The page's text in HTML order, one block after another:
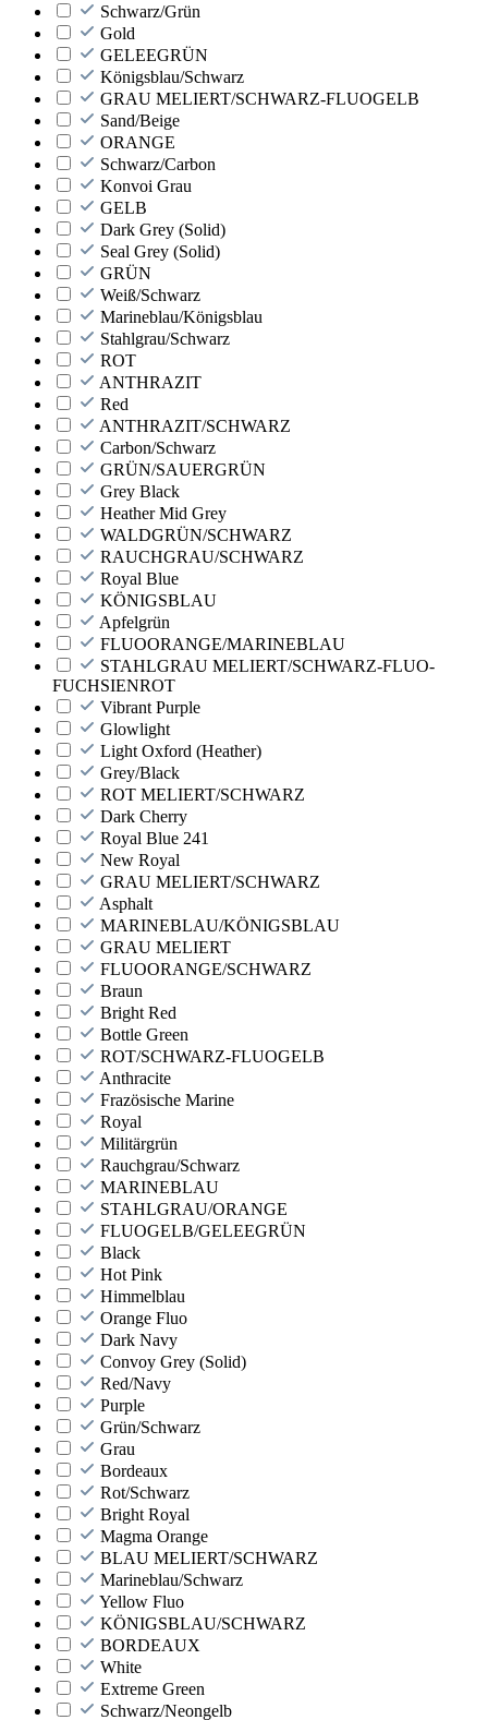
Schwarz/Grün
Gold
GELEEGRÜN
Königsblau/Schwarz
GRAU MELIERT/SCHWARZ-FLUOGELB
Sand/Beige
ORANGE
Schwarz/Carbon
Konvoi Grau
GELB
Dark Grey (Solid)
Seal Grey (Solid)
GRÜN
Weiß/Schwarz
Marineblau/Königsblau
Stahlgrau/Schwarz
ROT
ANTHRAZIT
Red
ANTHRAZIT/SCHWARZ
Carbon/Schwarz
GRÜN/SAUERGRÜN
Grey Black
Heather Mid Grey
WALDGRÜN/SCHWARZ
RAUCHGRAU/SCHWARZ
Royal Blue
KÖNIGSBLAU
Apfelgrün
FLUOORANGE/MARINEBLAU
STAHLGRAU MELIERT/SCHWARZ-FLUO-
FUCHSIENROT
Vibrant Purple
Glowlight
Light Oxford (Heather)
Grey/Black
ROT MELIERT/SCHWARZ
Dark Cherry
Royal Blue 241
New Royal
GRAU MELIERT/SCHWARZ
Asphalt
MARINEBLAU/KÖNIGSBLAU
GRAU MELIERT
FLUOORANGE/SCHWARZ
Braun
Bright Red
Bottle Green
ROT/SCHWARZ-FLUOGELB
Anthracite
Frazösische Marine
Royal
Militärgrün
Rauchgrau/Schwarz
MARINEBLAU
STAHLGRAU/ORANGE
FLUOGELB/GELEEGRÜN
Black
Hot Pink
Himmelblau
Orange Fluo
Dark Navy
Convoy Grey (Solid)
Red/Navy
Purple
Grün/Schwarz
Grau
Bordeaux
Rot/Schwarz
Bright Royal
Magma Orange
BLAU MELIERT/SCHWARZ
Marineblau/Schwarz
Yellow Fluo
KÖNIGSBLAU/SCHWARZ
BORDEAUX
White
Extreme Green
Schwarz/Neongelb